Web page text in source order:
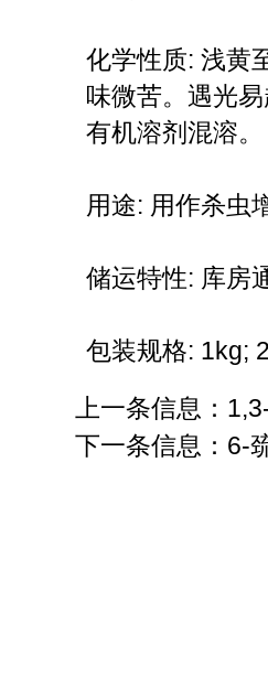
化学性质: 浅黄
味微苦。遇光
有机溶剂混溶。
用途: 用作杀虫
储运特性: 库房
包装规格: 1kg;
上一条信息：
下一条信息： 6-